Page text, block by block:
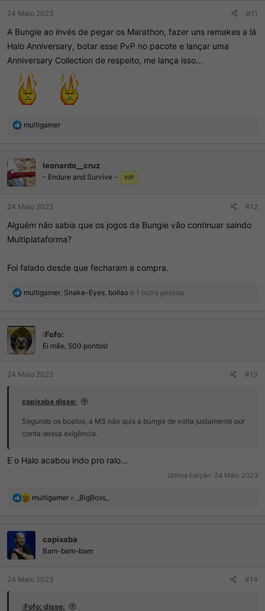
24 Maio 2023 #11
A Bungie ao invés de pegar os Marathon, fazer uns remakes a lá
Halo Anniversary, botar esse PvP no pacote e lançar uma
Anniversary Collection de respeito, me lança isso...
R
õ
e
s
multigamer
leonardo__cruz
- Endure and Survive - VIP
24 Maio 2023 #12
Alguém não sabia que os jogos da Bungie vão continuar saindo
Multiplataforma?
Foi falado desde que fecharam a compra.
R
e
s
multigamer Snake-Eyes bollao e 1 outra pessoa
:Fofo:
Ei mãe, 500 pontos!
24 Maio 2023 #13
capixaba disse:
Segundo os boatos, a MS não quis a bungie de volta justamente por
conta dessa exigência.
E o Halo acabou indo pro ralo...
Ultima Edição: 24 Maio 2023
R
ç
e
s
multigamer e _BigBoss_
capixaba
Bam-bam-bam
24 Maio 2023 #14
:Fofo: disse: